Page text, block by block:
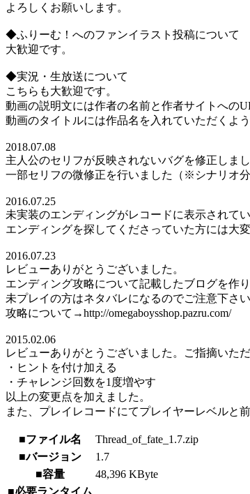
よろしくお願いします。
◆ふりーむ！へのファンイラスト投稿について
大歓迎です。
◆実況・生放送について
こちらも大歓迎です。
動画の説明文には作者の名前と作者サイトへの
動画のタイトルには作品名を入れていただくよ
2018.07.08
主人公のセリフが反映されないバグを修正しまし
一部セリフの微修正を行いました（※シナリオ
2016.07.25
未実装のエンディングがレコードに表示されて
エンディングを探してくださっていた方には大
2016.07.23
レビューありがとうございました。
エンディング攻略について記載したブログを作
未プレイの方はネタバレになるのでご注意下さい
攻略について→http://omegaboysshop.pazru.com/
2015.02.06
レビューありがとうございました。ご指摘いた
・ヒントを付け加える
・チャレンジ回数を1度増やす
以上の変更点を加えました。
また、プレイレコードにてプレイヤーレベルと
■ファイル名
Thread_of_fate_1.7.zip
■バージョン
1.7
■容量
48,396 KByte
■必要ランタイム